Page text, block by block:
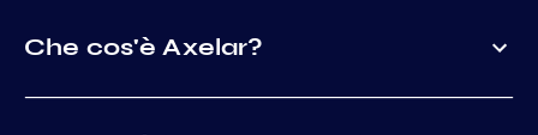
Che cos'è Axelar?